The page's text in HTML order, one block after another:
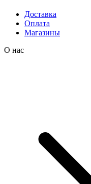
Доставка
Оплата
Магазины
О нас